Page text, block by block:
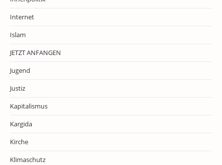
Internet
Islam
JETZT ANFANGEN
Jugend
Justiz
Kapitalismus
Kargida
Kirche
Klimaschutz